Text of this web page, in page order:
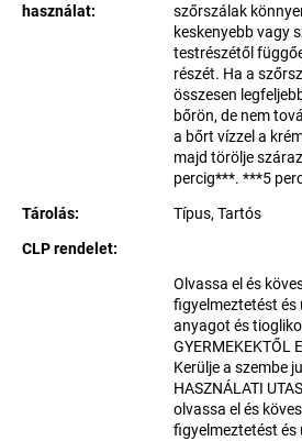
használat:
szőrszálak
keskenyebb vagy
testrészétől
részét. Ha a
összesen
bőrön, de nem
a bőrt vízzel a
majd törölje
percig***. ***5
Tárolás:
Típus, Tartós
CLP rendelet:
Olvassa el és
figyelmeztetést
anyagot és
GYERMEKEKTŐL
Kerülje a szembe
HASZNÁLATI
olvassa el és
figyelmeztetést és